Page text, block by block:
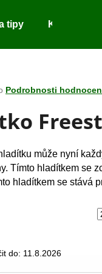
tipy Kontakty
Podrobnosti
může nyní
Tímto hladítkem se
hladítkem se stává
do: 11.8.2026